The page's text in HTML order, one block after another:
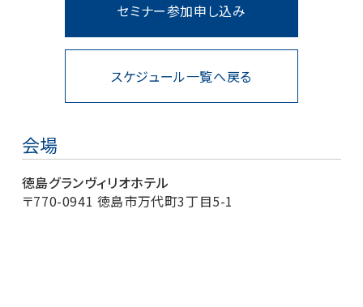
スケジュール一覧へ戻る
セミナー参加申し込み
会場
徳島グランヴィリオホテル
〒770-0941 徳島市万代町3丁目5-1